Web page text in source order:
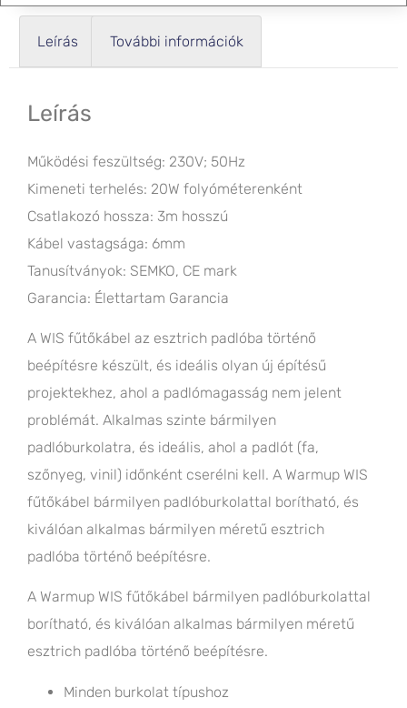
Leírás További információk
Leírás
Működési feszültség: 230V; 50Hz
Kimeneti terhelés: 20W folyóméterenként
Csatlakozó hossza: 3m hosszú
Kábel vastagsága: 6mm
Tanusítványok: SEMKO, CE mark
Garancia: Élettartam Garancia
A WIS fűtőkábel az esztrich padlóba történő
beépítésre készült, és ideális olyan új építésű
projektekhez, ahol a padlómagasság nem jelent
problémát. Alkalmas szinte bármilyen
padlóburkolatra, és ideális, ahol a padlót (fa,
szőnyeg, vinil) időnként cserélni kell. A Warmup WIS
fűtőkábel bármilyen padlóburkolattal borítható, és
kiválóan alkalmas bármilyen méretű esztrich
padlóba történő beépítésre.
A Warmup WIS fűtőkábel bármilyen padlóburkolattal
borítható, és kiválóan alkalmas bármilyen méretű
esztrich padlóba történő beépítésre.
Minden burkolat típushoz